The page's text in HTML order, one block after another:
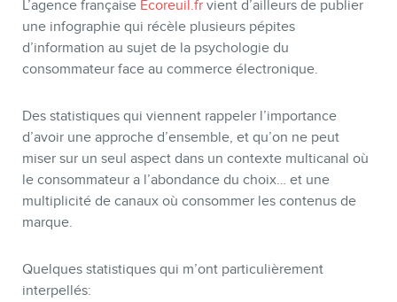
BOUTIQUE
L’agence française Ecoreuil.fr vient d’ailleurs de publier
une infographie qui récèle plusieurs pépites
d’information au sujet de la psychologie du
consommateur face au commerce électronique.
Des statistiques qui viennent rappeler l’importance
d’avoir une approche d’ensemble, et qu’on ne peut
miser sur un seul aspect dans un contexte multicanal où
le consommateur a l’abondance du choix… et une
multiplicité de canaux où consommer les contenus de
marque.
Quelques statistiques qui m’ont particulièrement
interpellés: